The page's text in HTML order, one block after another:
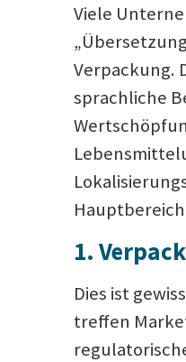
Viele
Verpackung.
sprachliche
1.
Dies ist
treffen